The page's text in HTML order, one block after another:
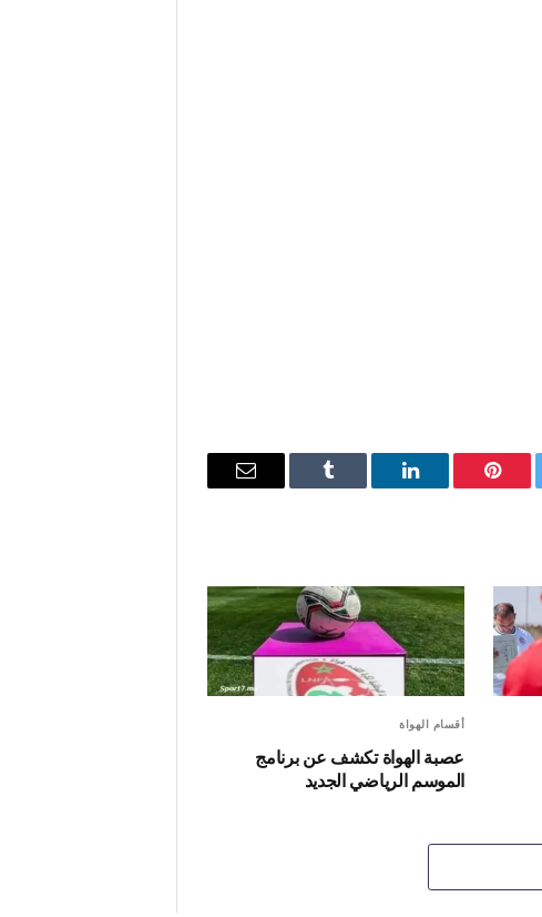
بينتيريستلينكدإن Tumblr
البريد
أقسام الهواة
عصبة الهواة تكشف عن برنامج
الموسم الرياضي الجديد